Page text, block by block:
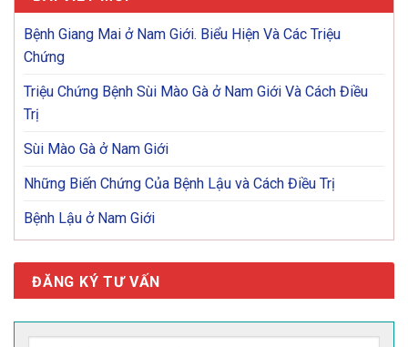
Bệnh Giang Mai ở Nam Giới. Biểu Hiện Và Các Triệu
Chứng
Triệu Chứng Bệnh Sùi Mào Gà ở Nam Giới Và Cách Điều
Trị
Sùi Mào Gà ở Nam Giới
Những Biến Chứng Của Bệnh Lậu và Cách Điều Trị
Bệnh Lậu ở Nam Giới
ĐĂNG KÝ TƯ VẤN